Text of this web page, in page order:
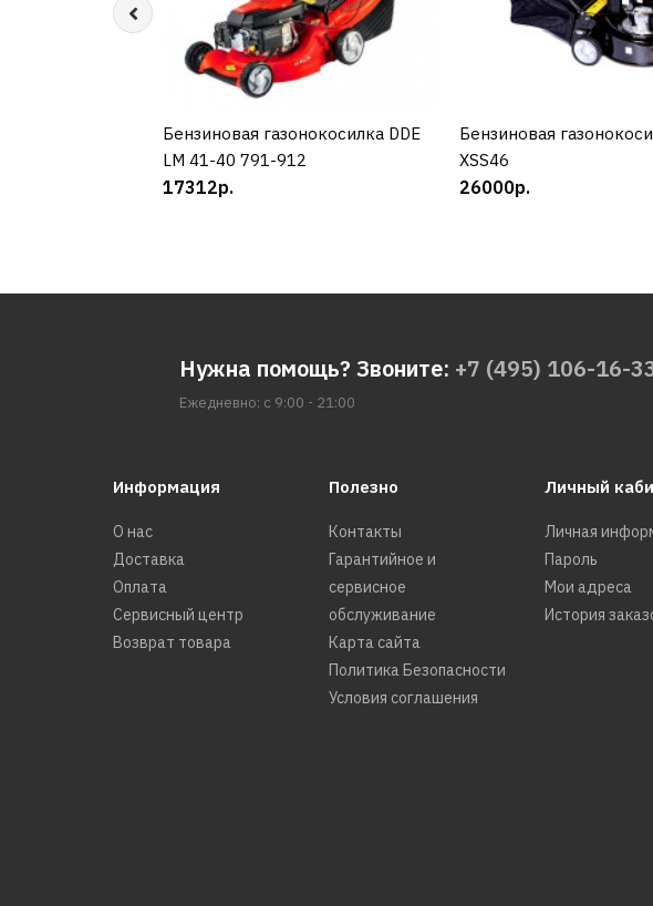
КУПИТЬ
Бензиновая газонокосилка DDE
LM 41-40 791-912
17312р.
КУПИТЬ
Бензиновая
XSS46
26000р.
Нужна помощь? Звоните: +7 (495) 106-16-
Ежедневно: с 9:00 - 21:00
Информация
О нас
Доставка
Оплата
Сервисный центр
Возврат товара
Полезно
Контакты
Гарантийное и
сервисное
обслуживание
Карта сайта
Политика Безопасности
Условия соглашения
Личный
Личная
Пароль
Мои адреса
История